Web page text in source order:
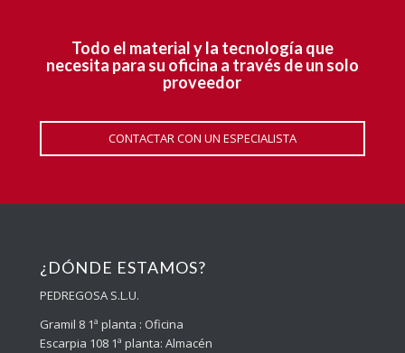
Todo el material y la tecnología que
necesita para su oficina a través de un solo
proveedor
CONTACTAR CON UN ESPECIALISTA
¿DÓNDE ESTAMOS?
PEDREGOSA S.L.U.
Gramil 8 1ª planta : Oficina
Escarpia 108 1ª planta: Almacén